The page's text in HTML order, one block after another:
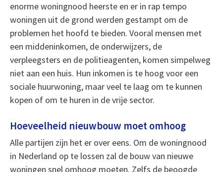
enorme woningnood heerste en er in rap tempo
woningen uit de grond werden gestampt om de
problemen het hoofd te bieden. Vooral mensen met
een middeninkomen, de onderwijzers, de
verpleegsters en de politieagenten, komen simpelweg
niet aan een huis. Hun inkomen is te hoog voor een
sociale huurwoning, maar veel te laag om te kunnen
kopen of om te huren in de vrije sector.
Hoeveelheid nieuwbouw moet omhoog
Alle partijen zijn het er over eens. Om de woningnood
in Nederland op te lossen zal de bouw van nieuwe
woningen snel omhoog moeten. Zelfs de beoogde